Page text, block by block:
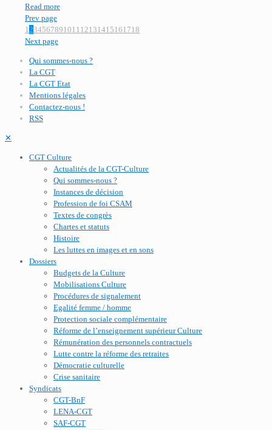
Read more
Prev page
1 234567891011 12131415161718
Next page
Qui sommes-nous ?
La CGT
La CGT Etat
Mentions légales
Contactez-nous !
RSS
✕
CGT Culture
Actualités de la CGT-Culture
Qui sommes-nous ?
Instances de décision
Profession de foi CSAM
Textes de congrès
Chartes et statuts
Histoire
Les luttes en images et en sons
Dossiers
Budgets de la Culture
Mobilisations Culture
Procédures de signalement
Egalité femme / homme
Protection sociale complémentaire
Réforme de l’enseignement supérieur Culture
Rémunération des personnels contractuels
Lutte contre la réforme des retraites
Démocratie culturelle
Crise sanitaire
Syndicats
CGT-BnF
LENA-CGT
SAF-CGT